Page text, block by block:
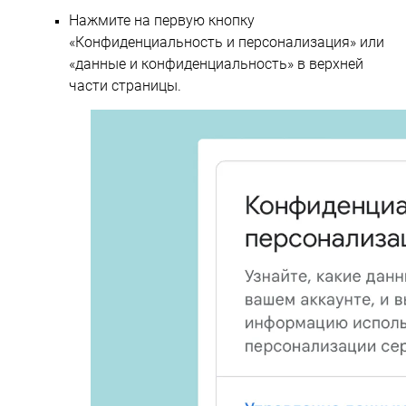
Нажмите на первую кнопку
«Конфиденциальность и персонализация» или
«данные и конфиденциальность» в верхней
части страницы.